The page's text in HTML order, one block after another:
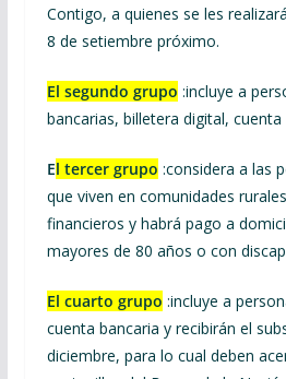
Contigo, a quienes se les
8 de setiembre próximo.
El segundo grupo :incluye a
bancarias, billetera digital,
El tercer grupo :considera a las
que viven en comunidades
financieros y habrá pago a
mayores de 80 años o con
El cuarto grupo :incluye a
cuenta bancaria y recibirán el
diciembre, para lo cual deben